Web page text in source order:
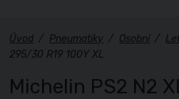
Úvod / Pneumatiky / Osobní /
295/30 R19 100Y XL
Michelin PS2 N2